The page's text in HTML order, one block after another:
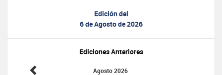
Edición del
6 de Agosto de 2026
Ediciones Anteriores
Agosto 2026